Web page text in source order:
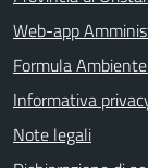
Web-app
Formula
Informativa
Note legali